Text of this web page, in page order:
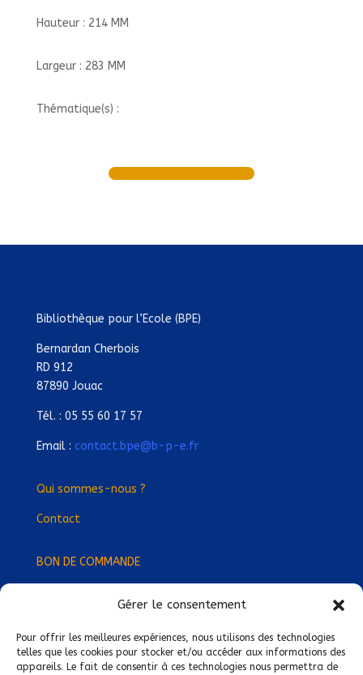
Gérer le consentement
Pour offrir les meilleures expériences, nous utilisons des technologies
telles que les cookies pour stocker et/ou accéder aux informations des
appareils. Le fait de consentir à ces technologies nous permettra de
Hauteur : 214 MM
Largeur : 283 MM
Thématique(s) :
Bibliothèque pour l’Ecole (BPE)
Bernardan Cherbois
RD 912
87890 Jouac
Tél. : 05 55 60 17 57
Email : contact.bpe@b-p-e.fr
Qui sommes-nous ?
Contact
BON DE COMMANDE
Devenez Délégué·e Régional·e !
Trouvez-nous près de chez vous !